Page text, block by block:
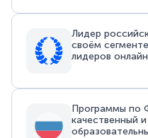
Лидер
своём
лидеров
Программы по
качественный